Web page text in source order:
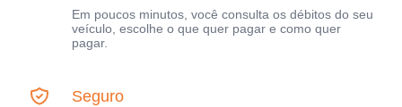
Em poucos minutos, você consulta os débitos do seu
veículo, escolhe o que quer pagar e como quer
pagar.
Seguro